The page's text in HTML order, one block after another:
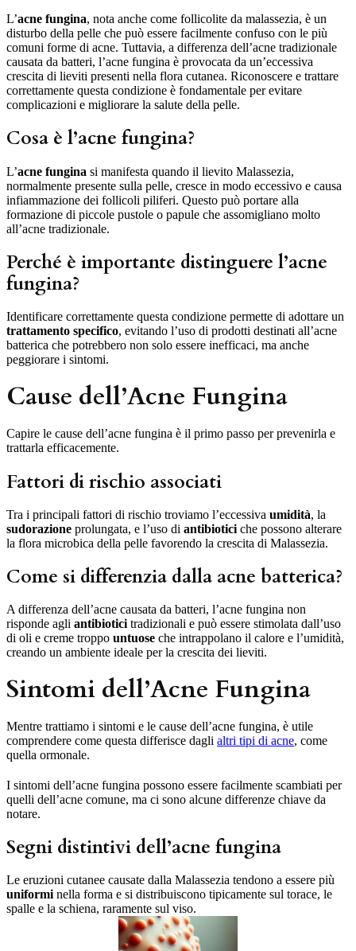
L’acne fungina, nota anche come follicolite da malassezia, è un
disturbo della pelle che può essere facilmente confuso con le più
comuni forme di acne. Tuttavia, a differenza dell’acne tradizionale
causata da batteri, l’acne fungina è provocata da un’eccessiva
crescita di lieviti presenti nella flora cutanea. Riconoscere e trattare
correttamente questa condizione è fondamentale per evitare
complicazioni e migliorare la salute della pelle.
Cosa è l’acne fungina?
L’acne fungina si manifesta quando il lievito Malassezia,
normalmente presente sulla pelle, cresce in modo eccessivo e causa
infiammazione dei follicoli piliferi. Questo può portare alla
formazione di piccole pustole o papule che assomigliano molto
all’acne tradizionale.
Perché è importante distinguere l’acne
fungina?
Identificare correttamente questa condizione permette di adottare un
trattamento specifico, evitando l’uso di prodotti destinati all’acne
batterica che potrebbero non solo essere inefficaci, ma anche
peggiorare i sintomi.
Cause dell’Acne Fungina
Capire le cause dell’acne fungina è il primo passo per prevenirla e
trattarla efficacemente.
Fattori di rischio associati
Tra i principali fattori di rischio troviamo l’eccessiva umidità, la
sudorazione prolungata, e l’uso di antibiotici che possono alterare
la flora microbica della pelle favorendo la crescita di Malassezia.
Come si differenzia dalla acne batterica?
A differenza dell’acne causata da batteri, l’acne fungina non
risponde agli antibiotici tradizionali e può essere stimolata dall’uso
di oli e creme troppo untuose che intrappolano il calore e l’umidità,
creando un ambiente ideale per la crescita dei lieviti.
Sintomi dell’Acne Fungina
Mentre trattiamo i sintomi e le cause dell’acne fungina, è utile
comprendere come questa differisce dagli altri tipi di acne, come
quella ormonale.
I sintomi dell’acne fungina possono essere facilmente scambiati per
quelli dell’acne comune, ma ci sono alcune differenze chiave da
notare.
Segni distintivi dell’acne fungina
Le eruzioni cutanee causate dalla Malassezia tendono a essere più
uniformi nella forma e si distribuiscono tipicamente sul torace, le
spalle e la schiena, raramente sul viso.